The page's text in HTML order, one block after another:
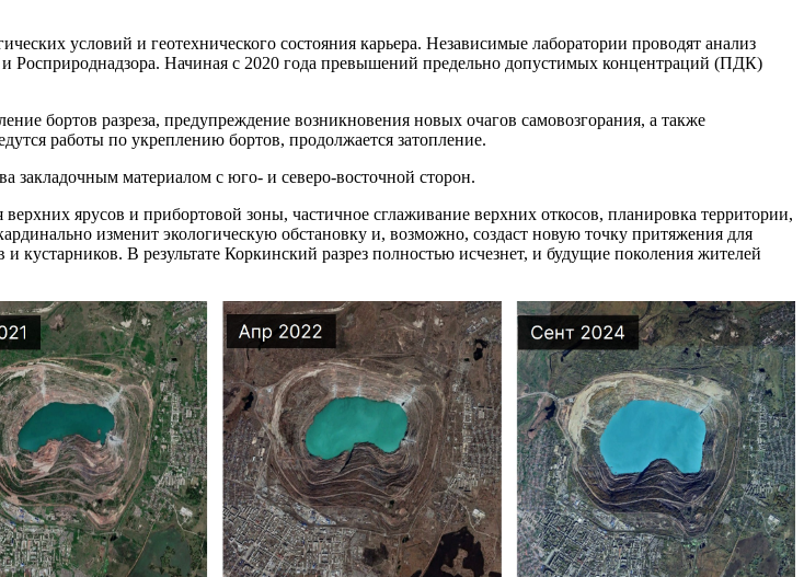
условий и геотехнического состояния карьера. Независимые лаборатории проводят анализ
и Росприроднадзора. Начиная с 2020 года превышений предельно допустимых концентраций (ПДК)
бортов разреза, предупреждение возникновения новых очагов самовозгорания, а также
работы по укреплению бортов, продолжается затопление.
закладочным материалом с юго- и северо-восточной сторон.
ярусов и прибортовой зоны, частичное сглаживание верхних откосов, планировка территории,
изменит экологическую обстановку и, возможно, создаст новую точку притяжения для
кустарников. В результате Коркинский разрез полностью исчезнет, и будущие поколения жителей